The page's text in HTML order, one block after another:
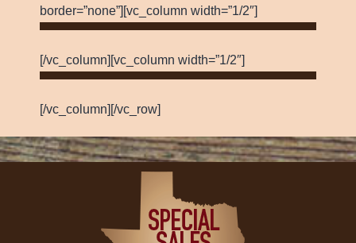
border=”none”][vc_column width=”1/2″]
[/vc_column][vc_column width=”1/2″]
[/vc_column][/vc_row]